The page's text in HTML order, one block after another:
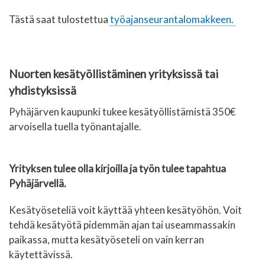
Tästä saat tulostettuatyöajanseurantalomakkeen.
Nuorten kesätyöllistäminen yrityksissä tai
yhdistyksissä
Pyhäjärven kaupunki tukee kesätyöllistämistä 350€
arvoisella tuella työnantajalle.
Yrityksen tulee olla kirjoilla ja työn tulee tapahtua
Pyhäjärvellä.
Kesätyöseteliä voit käyttää yhteen kesätyöhön. Voit
tehdä kesätyötä pidemmän ajan tai useammassakin
paikassa, mutta kesätyöseteli on vain kerran
käytettävissä.